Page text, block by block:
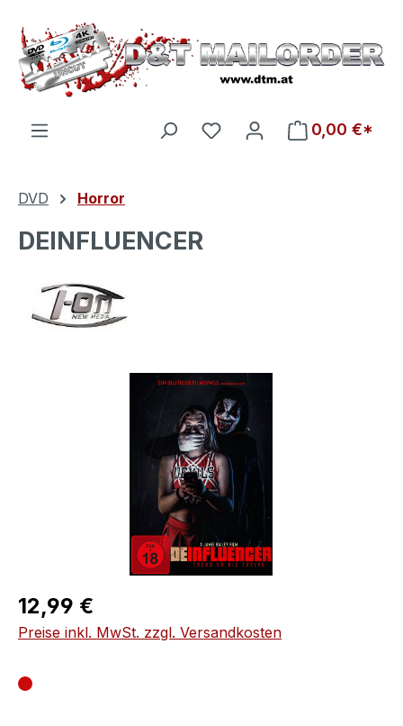
Zum Hauptinhalt springen
Du hast 0 Produkte auf
0,00 €*
DVD Horror
DEINFLUENCER
Bildergalerie überspringen
Regulärer Preis:
12,99 €
Preise inkl. MwSt. zzgl. Versandkosten